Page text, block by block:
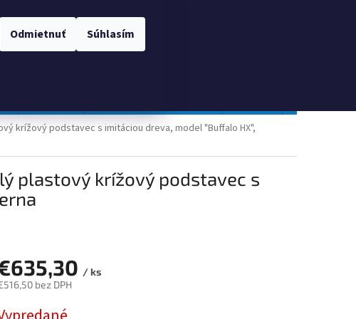
Odmietnuť Súhlasím
krížový podstavec s imitáciou dreva, model "Buffalo HX",
plastový krížový podstavec s
/ ks
bez DPH